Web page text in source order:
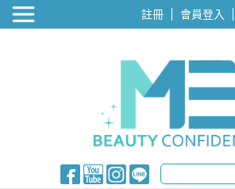
醫美整形 註冊 會員登入